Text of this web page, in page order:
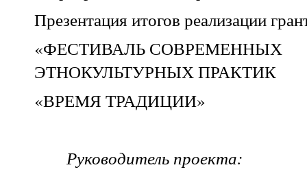
Презентация итогов реализации
«ФЕСТИВАЛЬ СОВРЕМЕННЫХ
ЭТНОКУЛЬТУРНЫХ ПРАКТИК
«ВРЕМЯ ТРАДИЦИИ»
Руководитель проекта: